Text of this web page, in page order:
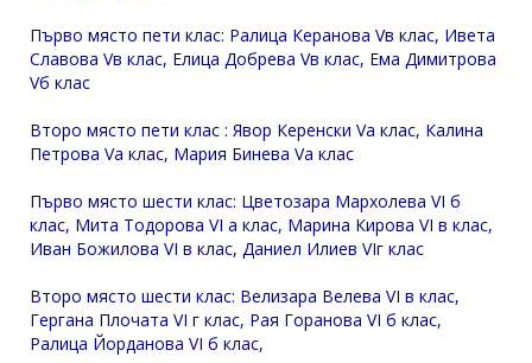
Първо място пети клас: Ралица Керанова Vв клас, Ивета
Славова Vв клас, Елица Добрева Vв клас, Ема Димитрова
Vб клас
Второ място пети клас : Явор Керенски Va клас, Калина
Петрова Va клас, Мария Бинева Va клас
Първо място шести клас: Цветозара Мархолева VI б
клас, Мита Тодорова VI а клас, Марина Кирова VI в клас,
Иван Божилова VI в клас, Даниел Илиев VIг клас
Второ място шести клас: Велизара Велева VI в клас,
Гергана Плочата VI г клас, Рая Горанова VI б клас,
Ралица Йорданова VI б клас,